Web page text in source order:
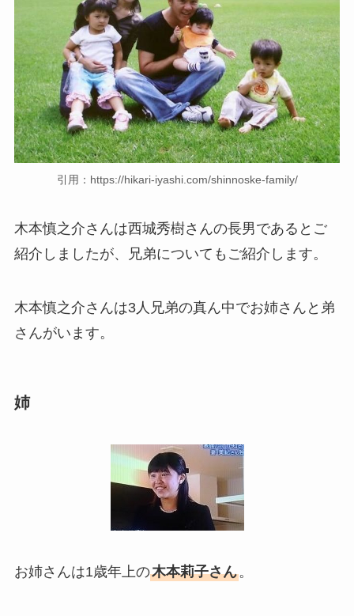
引用：https://hikari-iyashi.com/shinnoske-family/
木本慎之介さんは西城秀樹さんの長男であるとご
紹介しましたが、兄弟についてもご紹介します。
木本慎之介さんは3人兄弟の真ん中でお姉さんと弟
さんがいます。
姉
お姉さんは1歳年上の木本莉子さん。